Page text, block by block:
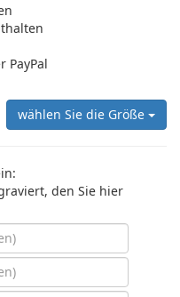
PayPal
wählen Sie die Größe
den Sie hier